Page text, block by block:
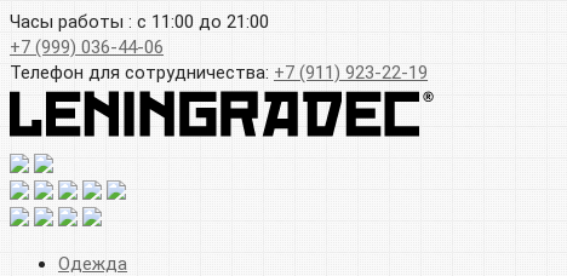
Часы работы : с 11:00 до 21:00
+7 (999) 036-44-06
Телефон для сотрудничества: +7 (911) 923-22-19
Одежда